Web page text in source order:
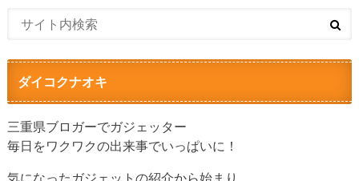
ダイコクナオキ
三重県ブロガーでガジェッター
毎日をワクワクの出来事でいっぱいに！
気になったガジェットの紹介から始まり